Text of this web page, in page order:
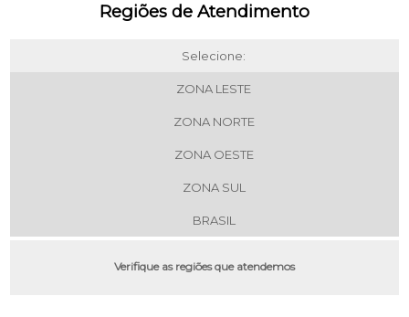
Regiões de Atendimento
Selecione:
ZONA LESTE
ZONA NORTE
ZONA OESTE
ZONA SUL
BRASIL
Verifique as regiões que atendemos